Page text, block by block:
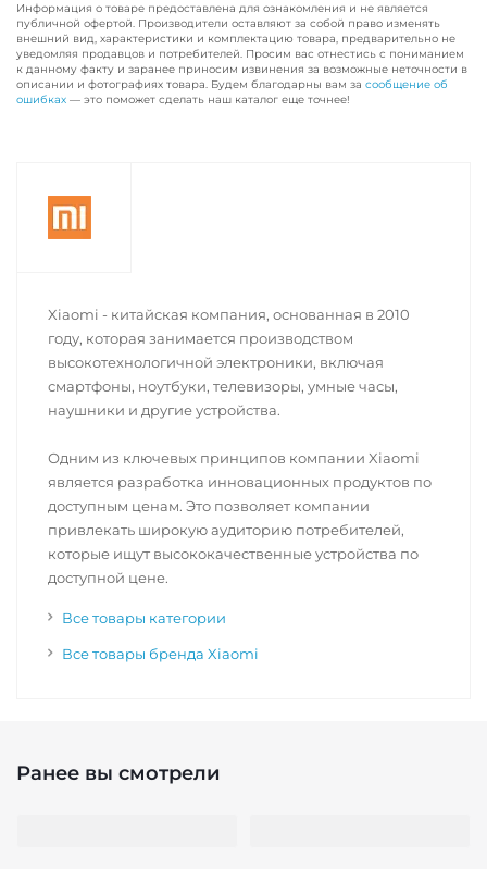
Информация о товаре предоставлена для ознакомления и не является
публичной офертой. Производители оставляют за собой право изменять
внешний вид, характеристики и комплектацию товара, предварительно не
уведомляя продавцов и потребителей. Просим вас отнестись с пониманием
к данному факту и заранее приносим извинения за возможные неточности в
описании и фотографиях товара. Будем благодарны вам за сообщение об
ошибках — это поможет сделать наш каталог еще точнее!
Xiaomi - китайская компания, основанная в 2010
году, которая занимается производством
высокотехнологичной электроники, включая
смартфоны, ноутбуки, телевизоры, умные часы,
наушники и другие устройства.
Одним из ключевых принципов компании Xiaomi
является разработка инновационных продуктов по
доступным ценам. Это позволяет компании
привлекать широкую аудиторию потребителей,
которые ищут высококачественные устройства по
доступной цене.
Все товары категории
Все товары бренда Xiaomi
Ранее вы смотрели